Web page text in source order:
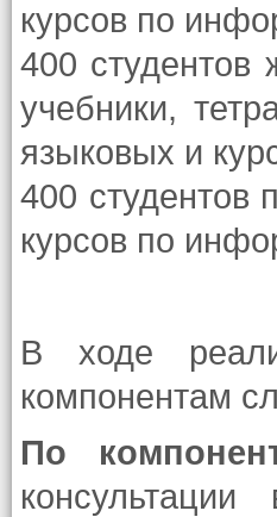
курсов по
400 студентов
учебники,
языковых и
400 студентов
курсов по
В ходе
компонентам
По